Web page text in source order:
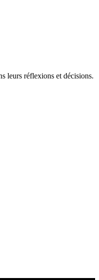
leurs réflexions et décisions.